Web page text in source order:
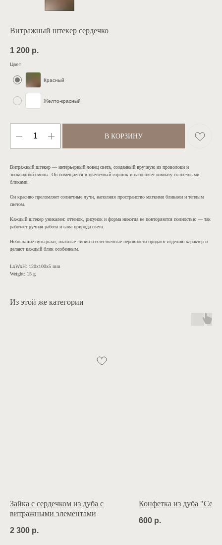
Витражный штекер сердечко
1 200 р.
Цвет
Красный
Желто-красный
В КОРЗИНУ
Витражный штекер — интерьерный ловец света, созданный вручную из проволоки и
эпоксидной смолы. Он помещается в цветочный горшок и наполняет комнату солнечными
бликами.
Он красиво преломляет солнечные лучи, наполняя пространство мягкими бликами и тёплым
светом.
Каждый штекер уникален: оттенок, рисунок и форма никогда не повторяются полностью — так
работает ручная работа и сама природа света.
Небольшие пузырьки, плавные линии и естественные неровности придают изделию характер и
делают каждый блик особенным.
LxWxH: 120x100x5 mm
Weight: 15 g
Из этой же категории
Зайка с сердечком из дуба с
витражными элементами
2 300 р.
Конфетка из дуба
600 р.